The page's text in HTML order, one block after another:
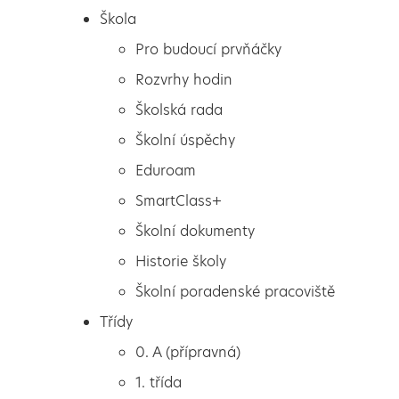
Pro budoucí prvňáčky
Rozvrhy hodin
Školská rada
Škola
Pro budoucí prvňáčky
Rozvrhy hodin
Školská rada
Školní úspěchy
Eduroam
SmartClass+
Školní dokumenty
Historie školy
Školní poradenské pracoviště
Třídy
0. A (přípravná)
1. třída
Keramický kroužek